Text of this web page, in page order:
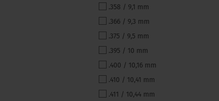
.358 / 9,1 mm
.366 / 9,3 mm
.375 / 9,5 mm
.395 / 10 mm
.400 / 10,16 mm
.410 / 10,41 mm
.411 / 10,44 mm